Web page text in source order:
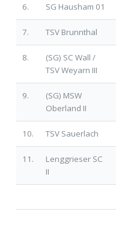
6. SG Hausham 01
7. TSV Brunnthal
8.
(SG) SC Wall /
TSV Weyarn III
9.
(SG) MSW
Oberland II
10. TSV Sauerlach
11.
Lenggrieser SC
II